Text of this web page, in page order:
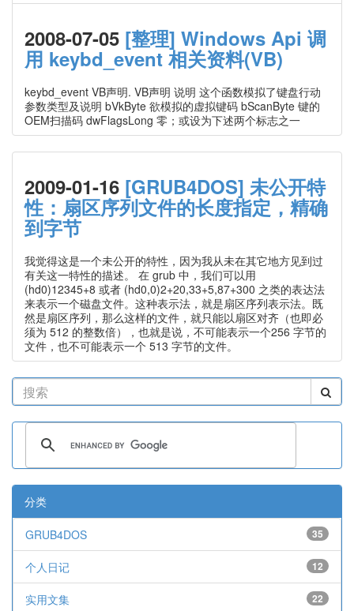
2008-07-05 [整理] Windows Api 调
用 keybd_event 相关资料(VB)
keybd_event VB声明. VB声明 说明 这个函数模拟了键盘行动
参数类型及说明 bVkByte 欲模拟的虚拟键码 bScanByte 键的
OEM扫描码 dwFlagsLong 零；或设为下述两个标志之一
2009-01-16 [GRUB4DOS] 未公开特
性：扇区序列文件的长度指定，精确
到字节
我觉得这是一个未公开的特性，因为我从未在其它地方见到过
有关这一特性的描述。 在 grub 中，我们可以用
(hd0)12345+8 或者 (hd0,0)2+20,33+5,87+300 之类的表达法
来表示一个磁盘文件。这种表示法，就是扇区序列表示法。既
然是扇区序列，那么这样的文件，就只能以扇区对齐（也即必
须为 512 的整数倍），也就是说，不可能表示一个256 字节的
文件，也不可能表示一个 513 字节的文件。
分类
35
GRUB4DOS
12
个人日记
22
实用文集